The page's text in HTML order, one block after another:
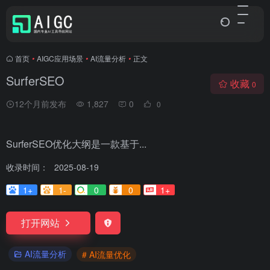
首页 • AIGC应用场景 • AI流量分析 • 正文
SurferSEO
12个月前发布 1,827 0 0
收藏 0
SurferSEO优化大纲是一款基于...
收录时间：
2025-08-19
1+
1- 0 0 1+
打开网站
AI流量分析 # AI流量优化